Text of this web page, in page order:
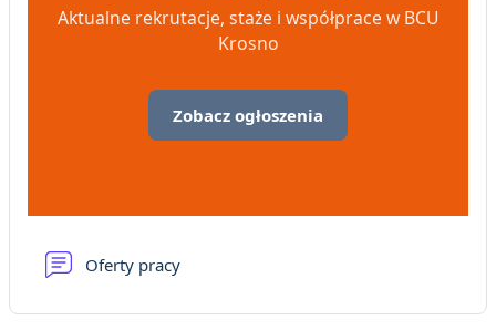
Aktualne rekrutacje, staże i współprace w BCU
Krosno
Zobacz ogłoszenia
Oferty pracy